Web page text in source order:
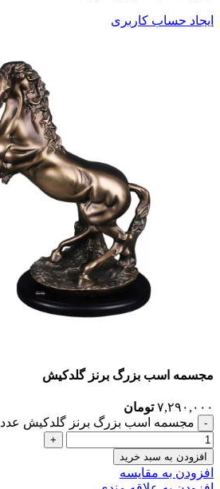
ایجاد حساب کاربری
مجسمه اسب بزرگ برنز گلدکیش
۷,۲۹۰,۰۰۰ تومان
مجسمه اسب بزرگ برنز گلدکیش عدد
افزودن به سبد خرید
افزودن به مقایسه